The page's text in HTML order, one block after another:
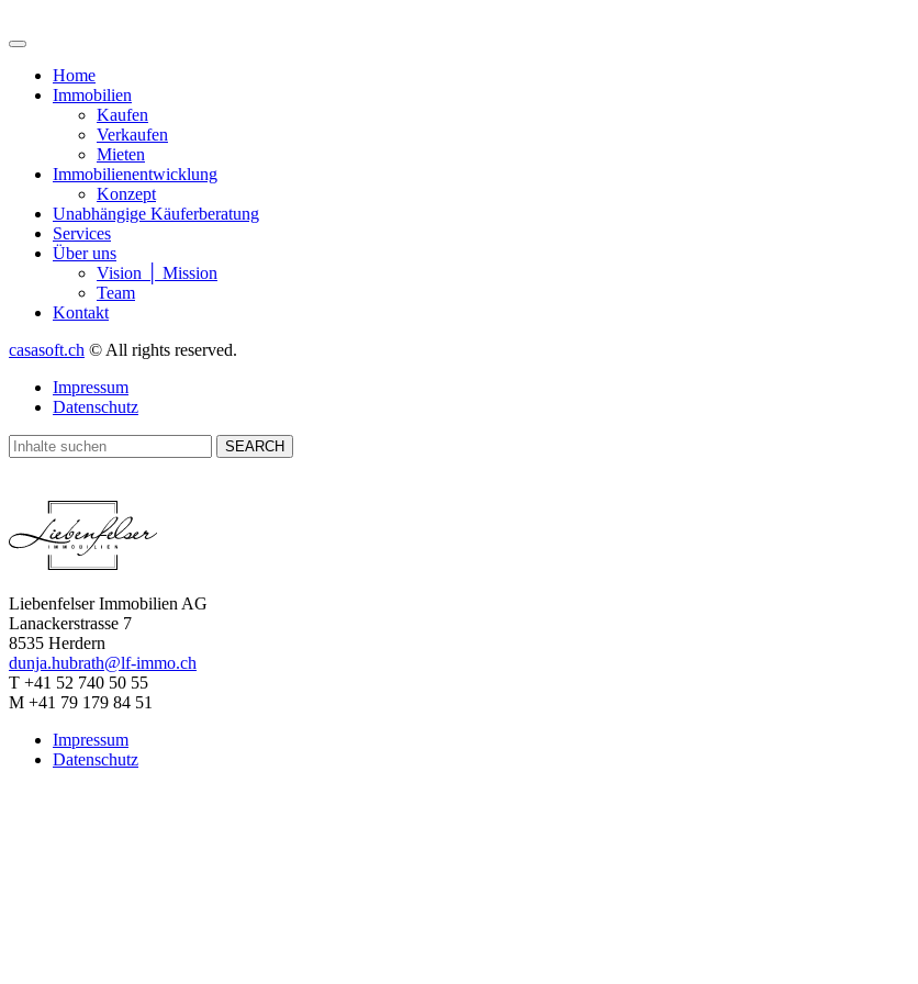
Home
Immobilien
Kaufen
Verkaufen
Mieten
Immobilienentwicklung
Konzept
Unabhängige Käuferberatung
Services
Über uns
Vision │ Mission
Team
Kontakt
casasoft.ch © All rights reserved.
Impressum
Datenschutz
Liebenfelser Immobilien AG
Lanackerstrasse 7
8535 Herdern
dunja.hubrath@lf-immo.ch
T +41 52 740 50 55
M +41 79 179 84 51
Impressum
Datenschutz